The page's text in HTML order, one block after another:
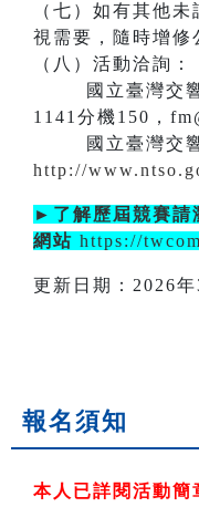
（七）如有其他
視需要，隨時增修
（八）活動洽詢：
國立臺灣交響
1141分機150，
國立臺灣交響
http://
►了解歷屆競賽請
網站 https://
更新日期：2026年
報名須知
本人已詳閱活動簡